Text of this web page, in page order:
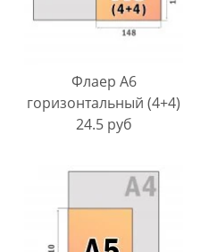
Флаер A6
горизонтальный (4+4)
24.5 руб